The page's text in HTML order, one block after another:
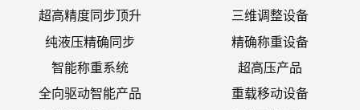
超高精度同步顶升
纯液压精确同步
智能称重系统
全向驱动智能产品
三维调整设备
精确称重设备
超高压产品
重载移动设备